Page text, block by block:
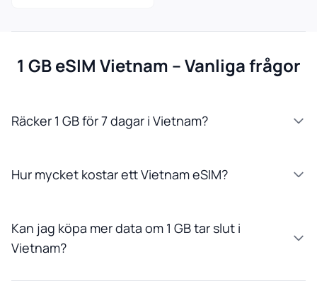
1 GB eSIM Vietnam – Vanliga frågor
Räcker 1 GB för 7 dagar i Vietnam?
Hur mycket kostar ett Vietnam eSIM?
Kan jag köpa mer data om 1 GB tar slut i
Vietnam?